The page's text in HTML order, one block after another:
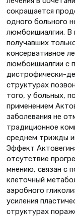
сокращается
одного больного
люмбоишиалгии. В
получавших
консервативное
люмбоишиалгии с
дистрофически-
структурах
того, у больных,
применением
заболевания не
традиционное
среднем трижды
Эффект
отсутствие
мнению, связан с
клеточный
аэробного
усиления
структурах